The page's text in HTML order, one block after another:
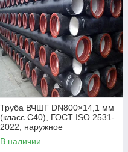
Труба ВЧШГ DN800×14,1 мм
(класс C40), ГОСТ ISO 2531-
2022, наружное
полиуретановое покрытие,
внутреннее цементно-
В наличии